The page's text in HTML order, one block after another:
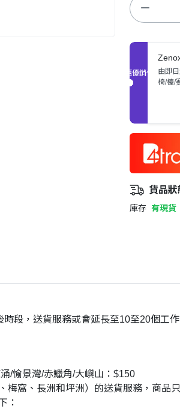
促銷優惠
由即
椅/檯/
貨品狀
庫存 有現貨
時段，送貨服務或會延長至10至20個工
/愉景灣/赤鱲角/大嶼山：$150
梅窩、長洲和坪洲）的送貨服務，商品
：